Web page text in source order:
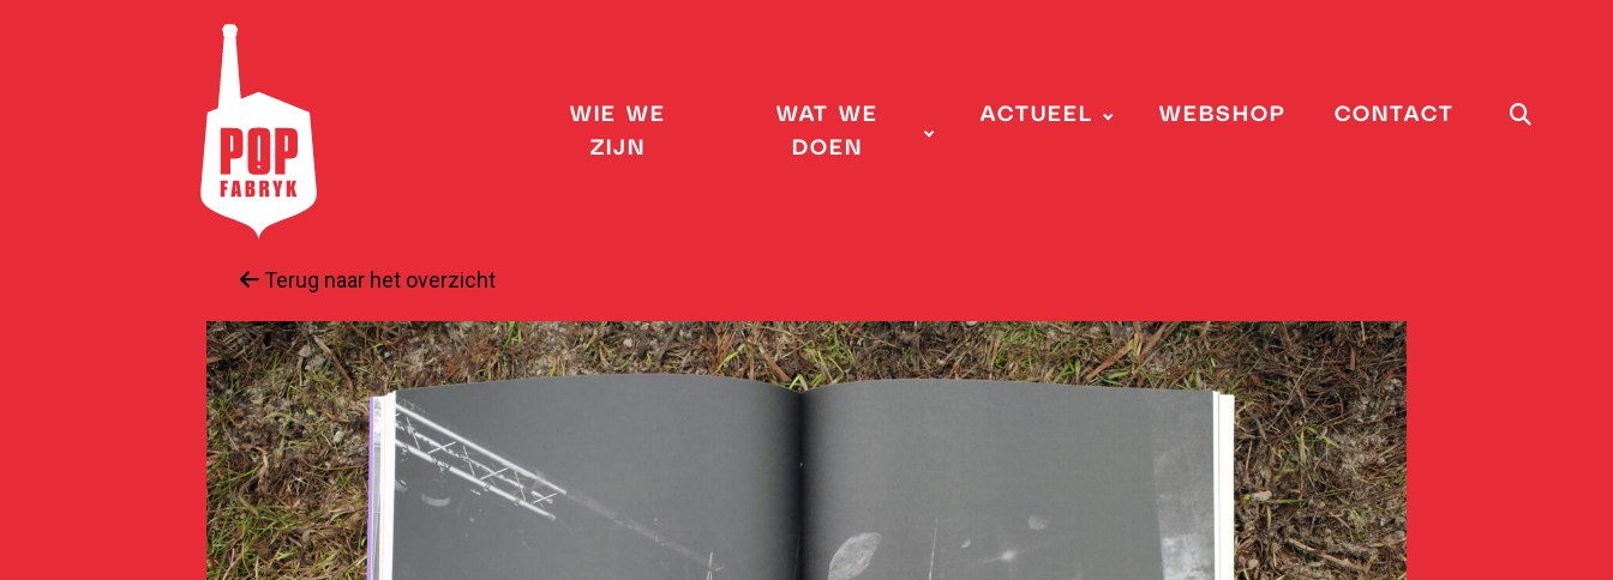
WIE WE
ZIJN
WAT WE
DOEN
ACTUEEL WEBSHOP CONTACT
Terug naar het overzicht